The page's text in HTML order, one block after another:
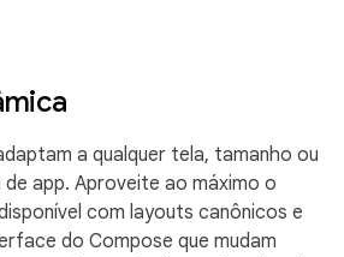
a qualquer tela, tamanho ou
app. Aproveite ao máximo o
com layouts canônicos e
do Compose que mudam